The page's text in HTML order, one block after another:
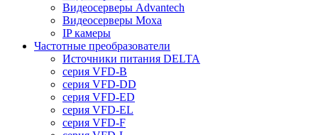
Видеосерверы Advantech
Видеосерверы Moxa
IP камеры
Частотные преобразователи
Источники питания DELTA
серия VFD-B
серия VFD-DD
серия VFD-ED
серия VFD-EL
серия VFD-F